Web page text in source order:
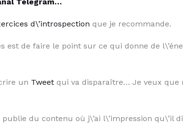
d\’introspection que je recommande.
est de faire le point sur ce qui donne de
un Tweetqui va disparaître… Je veux que
du contenu où j\’ai l\’impression qu\’il